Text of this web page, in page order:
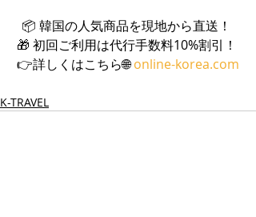
📦 韓国の人気商品を現地から直送！
🎁 初回ご利用は代行手数料10%割引！
👉詳しくはこちら🌐 online-korea.com
K-TRAVEL